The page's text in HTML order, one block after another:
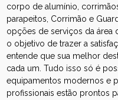
corpo de alumínio,
parapeitos, Corrimão e
opções de serviços da área
o objetivo de trazer a
entende que sua melhor
cada um. Tudo isso só é
equipamentos modernos e
profissionais estão prontos